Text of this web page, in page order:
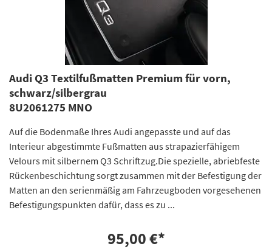
Audi Q3 Textilfußmatten Premium für vorn,
schwarz/silbergrau
8U2061275 MNO
Auf die Bodenmaße Ihres Audi angepasste und auf das
Interieur abgestimmte Fußmatten aus strapazierfähigem
Velours mit silbernem Q3 Schriftzug.Die spezielle, abriebfeste
Rückenbeschichtung sorgt zusammen mit der Befestigung der
Matten an den serienmäßig am Fahrzeugboden vorgesehenen
Befestigungspunkten dafür, dass es zu ...
95,00 €*